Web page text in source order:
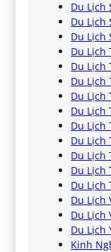
Du Lịch
Du Lịch
Du Lịch
Du Lịch
Du Lịch
Du Lịch
Du Lịch
Du Lịch
Du Lịch
Du Lịch
Du Lịch
Du Lịch
Du Lịch
Du Lịch
Du Lịch
Du Lịch
Kinh